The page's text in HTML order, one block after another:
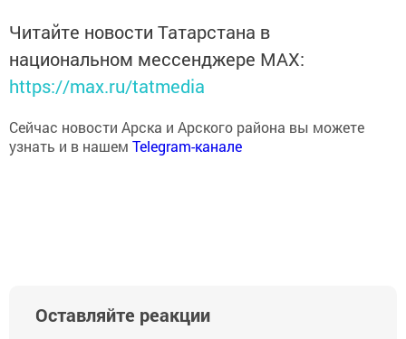
Читайте новости Татарстана в
национальном мессенджере MАХ:
https://max.ru/tatmedia
Сейчас новости Арска и Арского района вы можете
узнать и в нашем Telegram-канале
Оставляйте реакции